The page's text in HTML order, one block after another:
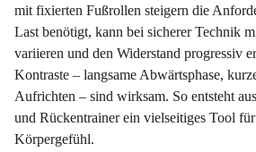
mit fixierten Fußrollen steigern die
Last benötigt, kann bei sicherer Technik
variieren und den Widerstand progressiv
Kontraste – langsame Abwärtsphase,
Aufrichten – sind wirksam. So entsteht
und Rückentrainer ein vielseitiges Tool
Körpergefühl.